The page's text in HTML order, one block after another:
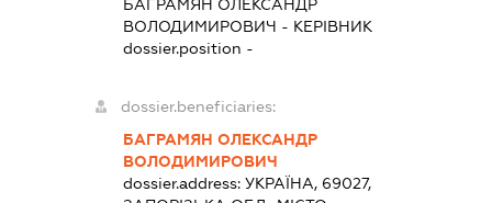
БАГРАМЯН ОЛЕКСАНДР
ВОЛОДИМИРОВИЧ - КЕРІВНИК
dossier.position -
dossier.beneficiaries:
БАГРАМЯН ОЛЕКСАНДР
ВОЛОДИМИРОВИЧ
dossier.address: УКРАЇНА, 69027,